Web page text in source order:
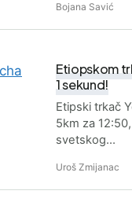
Bojana Savić
Etiopskom
1 sekund!
Etipski trkač
5km za
svetskog…
Uroš Zmijanac